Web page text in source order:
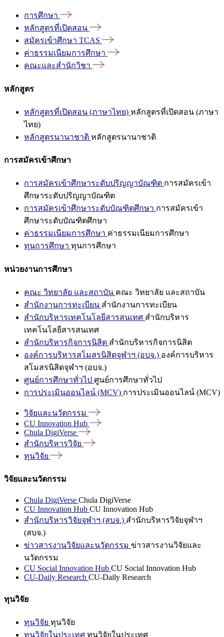
การศึกษา
หลักสูตรที่เปิดสอน
สมัครเข้าศึกษา TCAS
ค่าธรรมเนียมการศึกษา
คณะและสำนักวิชา
หลักสูตร
หลักสูตรที่เปิดสอน (ภาษาไทย) หลักสูตรที่เปิดสอน (ภาษา
ไทย)
หลักสูตรนานาชาติ หลักสูตรนานาชาติ
การสมัครเข้าศึกษา
การสมัครเข้าศึกษาระดับปริญญาบัณฑิต การสมัครเข้า
ศึกษาระดับปริญญาบัณฑิต
การสมัครเข้าศึกษาระดับบัณฑิตศึกษา การสมัครเข้า
ศึกษาระดับบัณฑิตศึกษา
ค่าธรรมเนียมการศึกษา ค่าธรรมเนียมการศึกษา
ทุนการศึกษา ทุนการศึกษา
หน่วยงานการศึกษา
คณะ วิทยาลัย และสถาบัน คณะ วิทยาลัย และสถาบัน
สำนักงานการทะเบียน สำนักงานการทะเบียน
สำนักบริหารเทคโนโลยีสารสนเทศ สำนักบริหาร
เทคโนโลยีสารสนเทศ
สำนักบริหารกิจการนิสิต สำนักบริหารกิจการนิสิต
องค์การบริหารสโมสรนิสิตจุฬาฯ (อบจ.) องค์การบริหาร
สโมสรนิสิตจุฬาฯ (อบจ.)
ศูนย์การศึกษาทั่วไป ศูนย์การศึกษาทั่วไป
การประเมินออนไลน์ (MCV) การประเมินออนไลน์ (MCV)
วิจัยและนวัตกรรม
CU Innovation Hub
Chula DigiVerse
สำนักบริหารวิจัย
ทุนวิจัย
วิจัยและนวัตกรรม
Chula DigiVerse Chula DigiVerse
CU Innovation Hub CU Innovation Hub
สำนักบริหารวิจัยจุฬาฯ (สบจ.) สำนักบริหารวิจัยจุฬาฯ
(สบจ.)
ข่าวสารงานวิจัยและนวัตกรรม ข่าวสารงานวิจัยและ
นวัตกรรม
CU Social Innovation Hub CU Social Innovation Hub
CU-Daily Research CU-Daily Research
ทุนวิจัย
ทุนวิจัย ทุนวิจัย
ทุนวิจัยในประเทศ ทุนวิจัยในประเทศ